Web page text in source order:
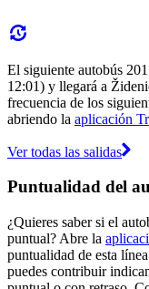
El siguiente autobús
12:01) y llegará a
frecuencia de los
abriendo la aplicación
Ver todas las salidas
Puntualidad del
¿Quieres saber si el
puntual? Abre la
puntualidad de esta
puedes contribuir